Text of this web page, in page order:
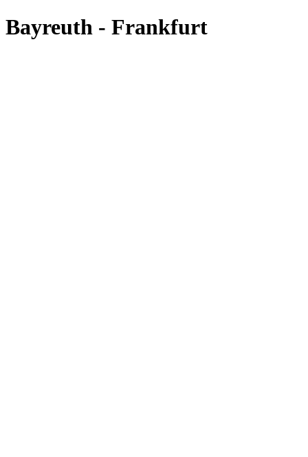
Bayreuth - Frankfurt